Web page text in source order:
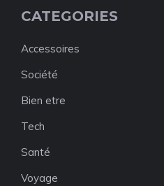
CATEGORIES
Accessoires
Société
Bien etre
Tech
Santé
Voyage